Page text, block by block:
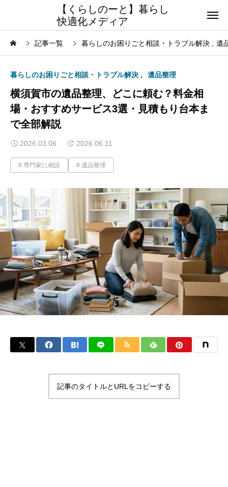
【くらしのーと】暮らし
快適化メディア
記事一覧 暮らしのお困りごと相談・トラブル解決 遺
暮らしのお困りごと相談・トラブル解決 遺品整理
横須賀市の遺品整理、どこに頼む？料金相
場・おすすめサービス3選・見積もり台本ま
で全部解説
2026.03.06 2026.06.11
専門家に相談 遺品整理
記事のタイトルとURLをコピーする